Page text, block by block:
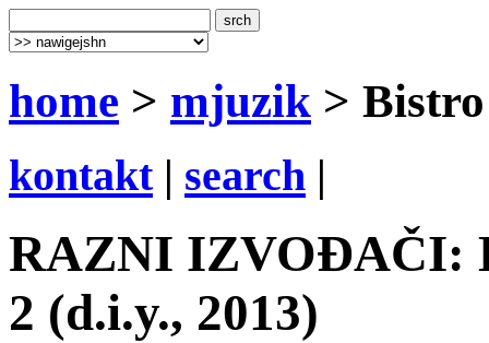
home > mjuzik >
kontakt| search |
RAZNI IZVOĐAČI:
2 (d.i.y., 2013)